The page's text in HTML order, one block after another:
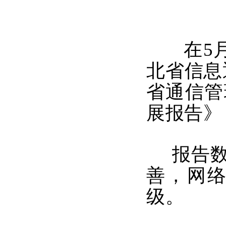
在5
北省信
省通信
展报告
报告
善，网
级。